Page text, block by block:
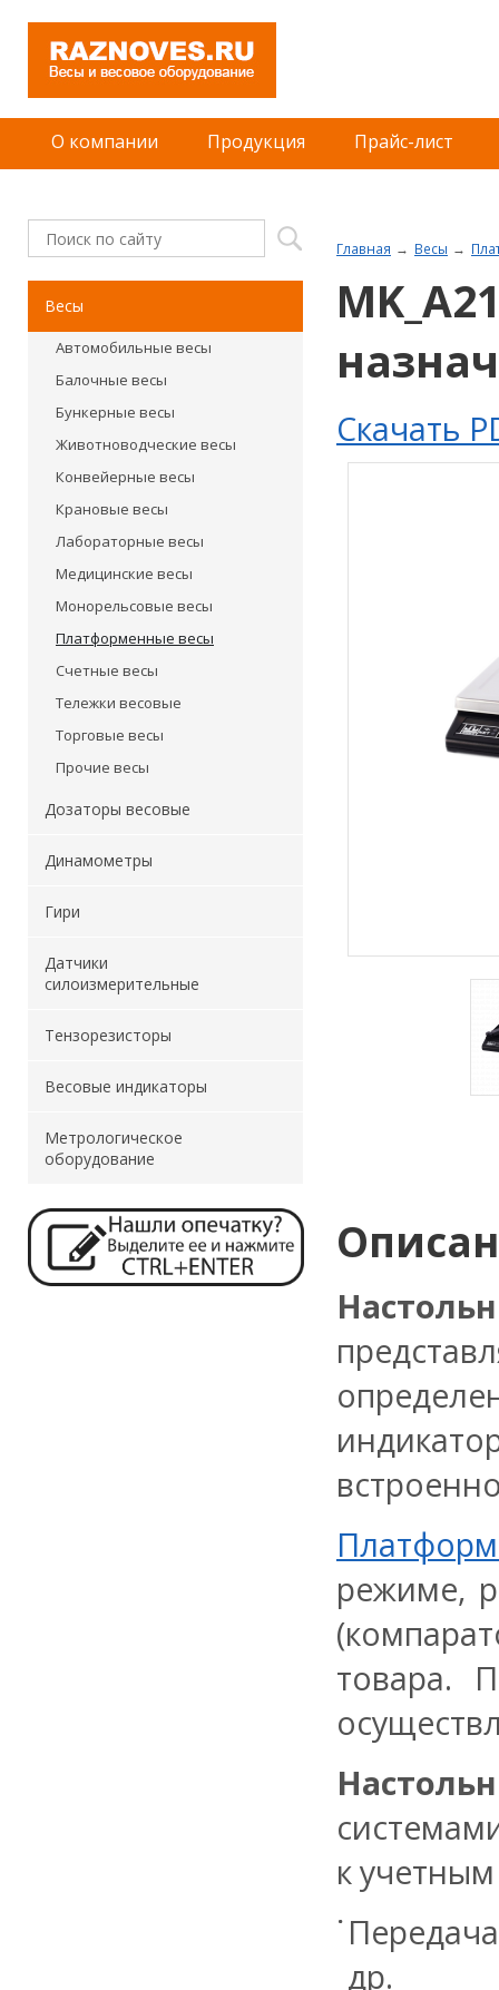
О компании Продукция Прайс-лист
Главная Весы
Скачать
режиме,
товара.
к
др.
Весы
Автомобильные весы
Балочные весы
Бункерные весы
Животноводческие весы
Конвейерные весы
Крановые весы
Лабораторные весы
Медицинские весы
Монорельсовые весы
Платформенные весы
Счетные весы
Тележки весовые
Торговые весы
Прочие весы
Дозаторы весовые
Динамометры
Гири
Датчики
силоизмерительные
Тензорезисторы
Весовые индикаторы
Метрологическое
оборудование